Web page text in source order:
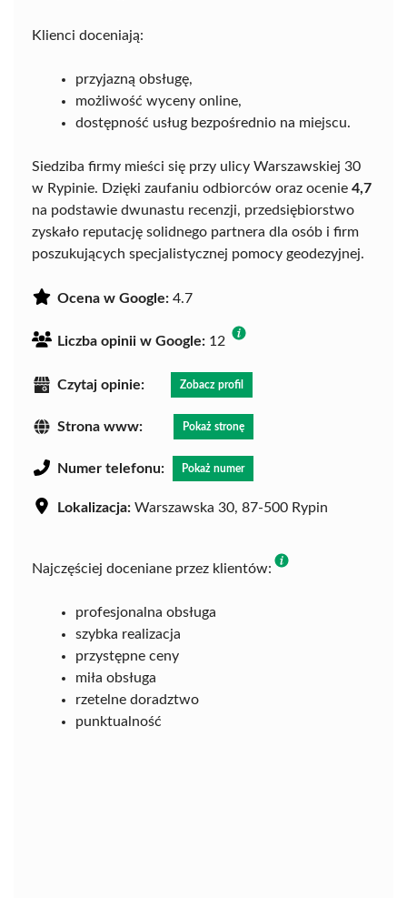
Klienci doceniają:
przyjazną obsługę,
możliwość wyceny online,
dostępność usług bezpośrednio na miejscu.
Siedziba firmy mieści się przy ulicy Warszawskiej 30
w Rypinie. Dzięki zaufaniu odbiorców oraz ocenie 4,7
na podstawie dwunastu recenzji, przedsiębiorstwo
zyskało reputację solidnego partnera dla osób i firm
poszukujących specjalistycznej pomocy geodezyjnej.
Ocena w Google: 4.7
Liczba opinii w Google: 12
Czytaj opinie: Zobacz profil
Strona www: Pokaż stronę
Numer telefonu: Pokaż numer
Lokalizacja: Warszawska 30, 87-500 Rypin
Najczęściej doceniane przez klientów:
profesjonalna obsługa
szybka realizacja
przystępne ceny
miła obsługa
rzetelne doradztwo
punktualność